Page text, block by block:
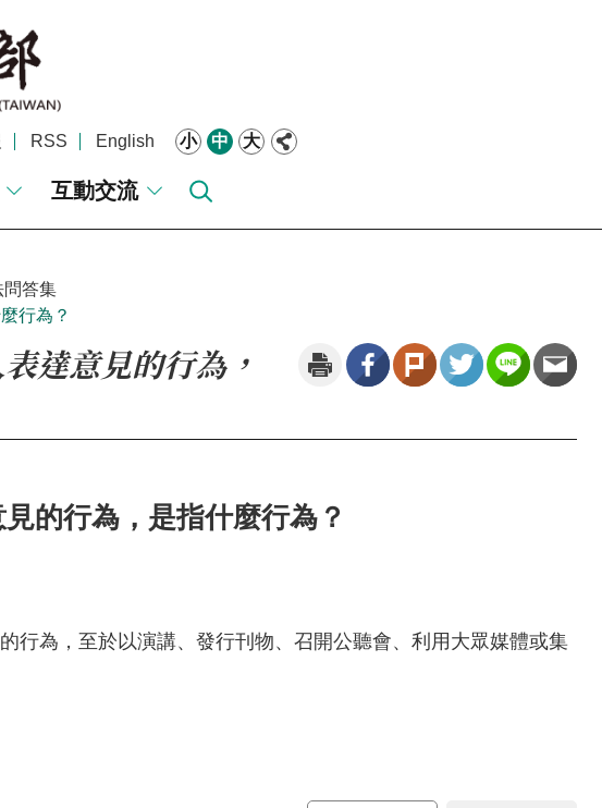
RSS English 小 中 大
互動交流
問答集
行為？
達意見的行為，
的行為，是指什麼行為？
行為，至於以演講、發行刊物、召開公聽會、利用大眾媒體或集